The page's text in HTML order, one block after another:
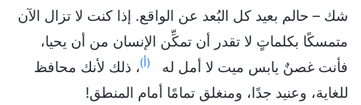
شك – حالم بعيد كل البُعد عن الواقع. إذا كنت لا تزال الآن
متمسكًا بكلماتٍ لا تقدر أن تمكِّن الإنسان من أن يحيا،
فأنت غصنٌ يابس ميت لا أمل له
(أ)، ذلك لأنك محافظ
للغاية، وعنيد جدًا، ومنغلق تمامًا أمام المنطق!